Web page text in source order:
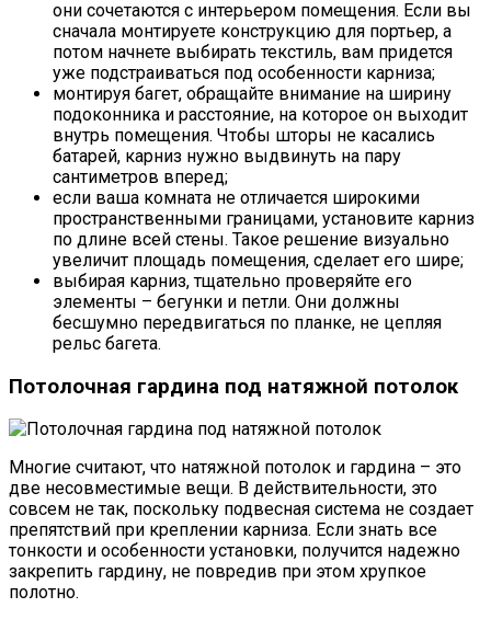
они сочетаются с интерьером помещения. Если вы
сначала монтируете конструкцию для портьер, а
потом начнете выбирать текстиль, вам придется
уже подстраиваться под особенности карниза;
монтируя багет, обращайте внимание на ширину
подоконника и расстояние, на которое он выходит
внутрь помещения. Чтобы шторы не касались
батарей, карниз нужно выдвинуть на пару
сантиметров вперед;
если ваша комната не отличается широкими
пространственными границами, установите карниз
по длине всей стены. Такое решение визуально
увеличит площадь помещения, сделает его шире;
выбирая карниз, тщательно проверяйте его
элементы – бегунки и петли. Они должны
бесшумно передвигаться по планке, не цепляя
рельс багета.
Потолочная гардина под натяжной потолок
Многие считают, что натяжной потолок и гардина – это
две несовместимые вещи. В действительности, это
совсем не так, поскольку подвесная система не создает
препятствий при креплении карниза. Если знать все
тонкости и особенности установки, получится надежно
закрепить гардину, не повредив при этом хрупкое
полотно.